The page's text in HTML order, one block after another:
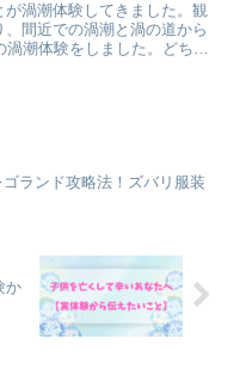
が渦潮体験してきました。観
、間近での渦潮と渦の道から
渦潮体験をしました。どちら
ランド攻略法！ズバリ服装
か